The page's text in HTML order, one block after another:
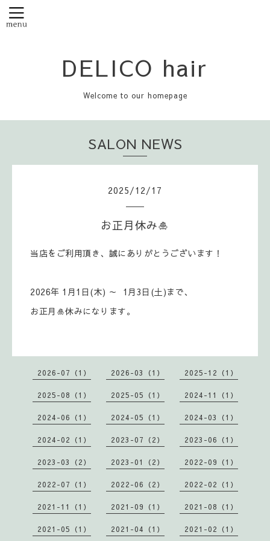
DELICO hair
Welcome to our homepage
SALON NEWS
2025/12/17
お正月休み🎍
当店をご利用頂き、誠にありがとうございます！
2026年 1月1日(木) ～ 1月3日(土)まで、
お正月🎍休みになります。
2026-07（1） 2026-03（1） 2025-12（1）
2025-08（1） 2025-05（1） 2024-11（1）
2024-06（1） 2024-05（1） 2024-03（1）
2024-02（1） 2023-07（2） 2023-06（1）
2023-03（2） 2023-01（2） 2022-09（1）
2022-07（1） 2022-06（2） 2022-02（1）
2021-11（1） 2021-09（1） 2021-08（1）
2021-05（1） 2021-04（1） 2021-02（1）